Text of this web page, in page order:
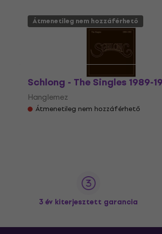
Átmenetileg nem hozzáférhető
Schlong - The Singles 1989-
Hanglemez
Átmenetileg nem hozzáférhető
3 év kiterjesztett garancia